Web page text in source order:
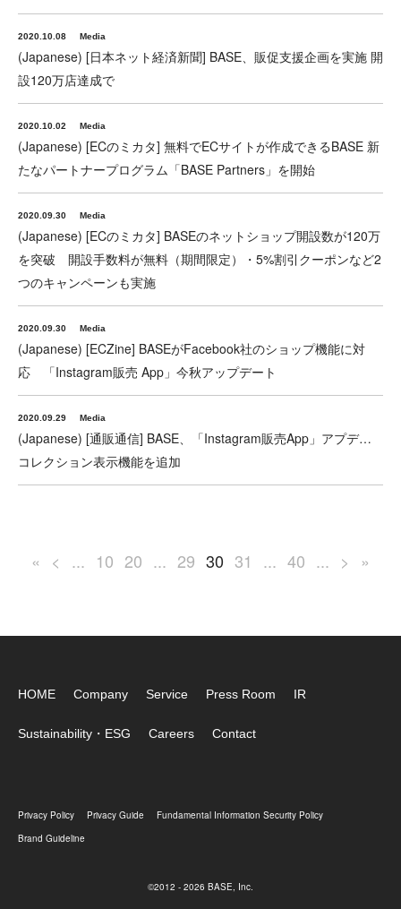
2020.10.08 Media
(Japanese) [日本ネット経済新聞] BASE、販促支援企画を実施 開
設120万店達成で
2020.10.02 Media
(Japanese) [ECのミカタ] 無料でECサイトが作成できるBASE 新
たなパートナープログラム「BASE Partners」を開始
2020.09.30 Media
(Japanese) [ECのミカタ] BASEのネットショップ開設数が120万
を突破 開設手数料が無料（期間限定）・5%割引クーポンなど2
つのキャンペーンも実施
2020.09.30 Media
(Japanese) [ECZine] BASEがFacebook社のショップ機能に対
応 「Instagram販売 App」今秋アップデート
2020.09.29 Media
(Japanese) [通販通信] BASE、「Instagram販売App」アプデ…
コレクション表示機能を追加
« < ... 10 20 ... 29 30 31 ... 40 ... > »
HOME Company Service Press Room IR
Sustainability・ESG Careers Contact
Privacy Policy Privacy Guide
Fundamental Information Security Policy
Brand Guideline
©2012 - 2026 BASE, Inc.